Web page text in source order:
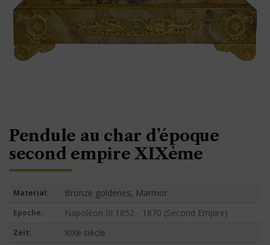
Pendule au char d’époque
second empire XIXème
Material: Bronze goldenes, Marmor
Epoche: Napoléon III 1852 - 1870 (Second Empire)
Zeit: XIXe siècle